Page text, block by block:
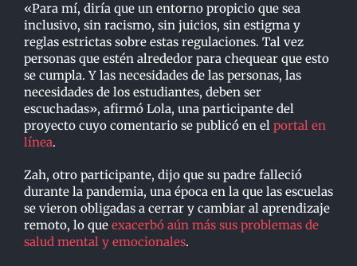
«Para mí, diría que un entorno propicio que sea
inclusivo, sin racismo, sin juicios, sin estigma y
reglas estrictas sobre estas regulaciones. Tal vez
personas que estén alrededor para chequear que esto
se cumpla. Y las necesidades de las personas, las
necesidades de los estudiantes, deben ser
escuchadas», afirmó Lola, una participante del
proyecto cuyo comentario se publicó en el portal en
línea.
Zah, otro participante, dijo que su padre falleció
durante la pandemia, una época en la que las escuelas
se vieron obligadas a cerrar y cambiar al aprendizaje
remoto, lo que exacerbó aún más sus problemas de
salud mental y emocionales.